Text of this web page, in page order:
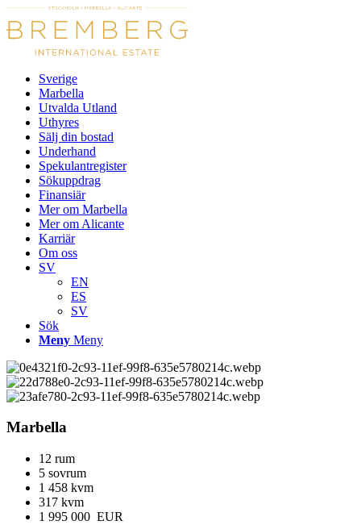
Sverige
Marbella
Utvalda Utland
Uthyres
Sälj din bostad
Underhand
Spekulantregister
Sökuppdrag
Finansiär
Mer om Marbella
Mer om Alicante
Karriär
Om oss
SV
EN
ES
SV
Sök
Meny Meny
Marbella
12 rum
5 sovrum
1 458 kvm
317 kvm
1 995 000 EUR